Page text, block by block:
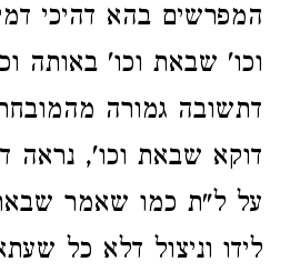
המפרשים בהא דהיכי
וכו' שבאת וכו' באותה
דתשובה גמורה
דוקא שבאת וכו', נראה
על ל"ת כמו שאמר
לידו וניצול דלא כל